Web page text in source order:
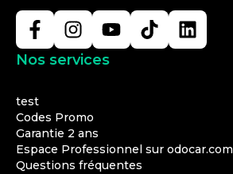
Nos services
test
Codes Promo
Garantie 2 ans
Espace Professionnel sur odocar.com
Questions fréquentes